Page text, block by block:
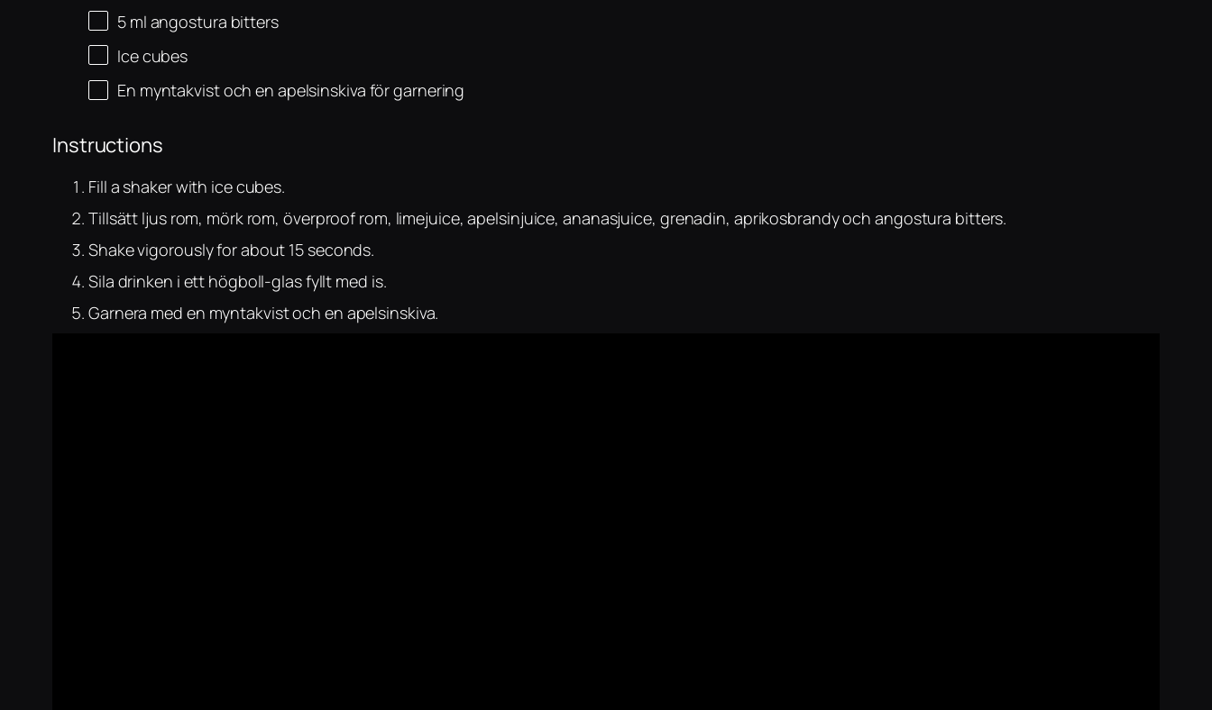
5 ml angostura bitters
Ice cubes
En myntakvist och en apelsinskiva för garnering
Instructions
Fill a shaker with ice cubes.
Tillsätt ljus rom, mörk rom, överproof rom, limejuice, apelsinjuice, ananasjuice, grenadin, aprikosbrandy och angostura bitters.
Shake vigorously for about 15 seconds.
Sila drinken i ett högboll-glas fyllt med is.
Garnera med en myntakvist och en apelsinskiva.